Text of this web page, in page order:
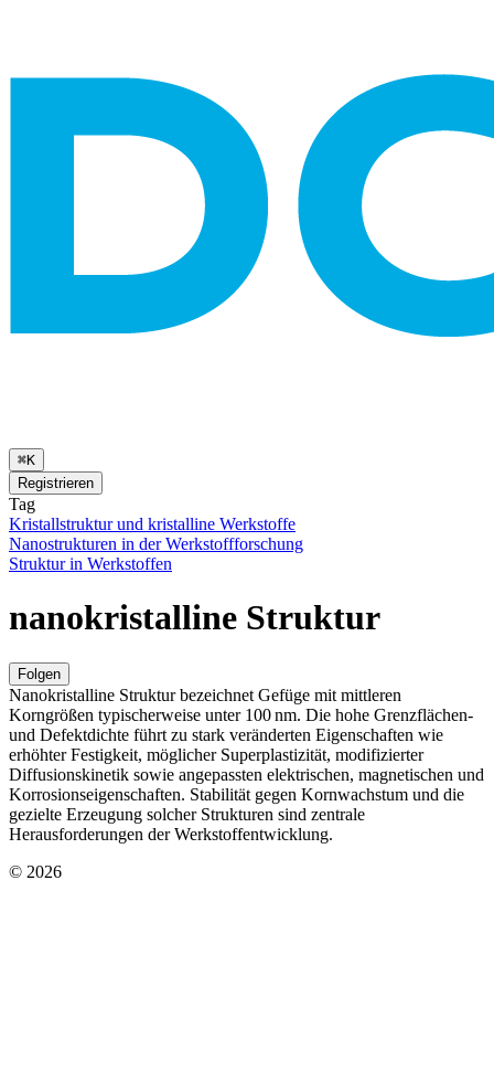
⌘K
Registrieren
Tag
Kristallstruktur und kristalline Werkstoffe
Nanostrukturen in der Werkstoffforschung
Struktur in Werkstoffen
nanokristalline Struktur
Folgen
Nanokristalline Struktur bezeichnet Gefüge mit mittleren
Korngrößen typischerweise unter 100 nm. Die hohe Grenzflächen-
und Defektdichte führt zu stark veränderten Eigenschaften wie
erhöhter Festigkeit, möglicher Superplastizität, modifizierter
Diffusionskinetik sowie angepassten elektrischen, magnetischen und
Korrosionseigenschaften. Stabilität gegen Kornwachstum und die
gezielte Erzeugung solcher Strukturen sind zentrale
Herausforderungen der Werkstoffentwicklung.
© 2026